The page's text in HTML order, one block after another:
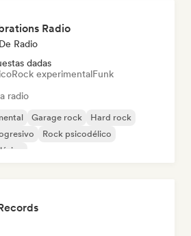
Radio
Radio
dadas
Rock experimentalFunk
radio
Garage rock
Hard rock
Rock psicodélico